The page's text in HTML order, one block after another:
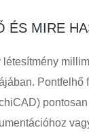
ÉS MIRE